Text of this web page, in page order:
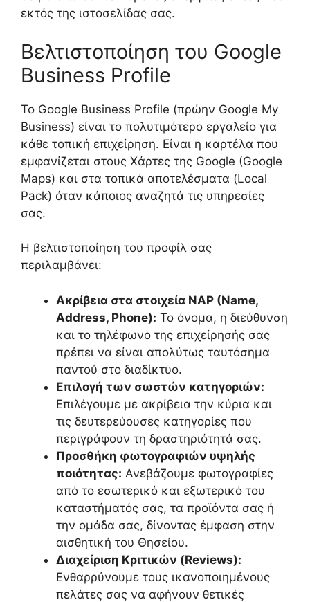
εκτός της ιστοσελίδας σας.
Βελτιστοποίηση του Google
Business Profile
Το Google Business Profile (πρώην Google My
Business) είναι το πολυτιμότερο εργαλείο για
κάθε τοπική επιχείρηση. Είναι η καρτέλα που
εμφανίζεται στους Χάρτες της Google (Google
Maps) και στα τοπικά αποτελέσματα (Local
Pack) όταν κάποιος αναζητά τις υπηρεσίες
σας.
Η βελτιστοποίηση του προφίλ σας
περιλαμβάνει:
Ακρίβεια στα στοιχεία NAP (Name,
Address, Phone): Το όνομα, η διεύθυνση
και το τηλέφωνο της επιχείρησής σας
πρέπει να είναι απολύτως ταυτόσημα
παντού στο διαδίκτυο.
Επιλογή των σωστών κατηγοριών:
Επιλέγουμε με ακρίβεια την κύρια και
τις δευτερεύουσες κατηγορίες που
περιγράφουν τη δραστηριότητά σας.
Προσθήκη φωτογραφιών υψηλής
ποιότητας: Ανεβάζουμε φωτογραφίες
από το εσωτερικό και εξωτερικό του
καταστήματός σας, τα προϊόντα σας ή
την ομάδα σας, δίνοντας έμφαση στην
αισθητική του Θησείου.
Διαχείριση Κριτικών (Reviews):
Ενθαρρύνουμε τους ικανοποιημένους
πελάτες σας να αφήνουν θετικές